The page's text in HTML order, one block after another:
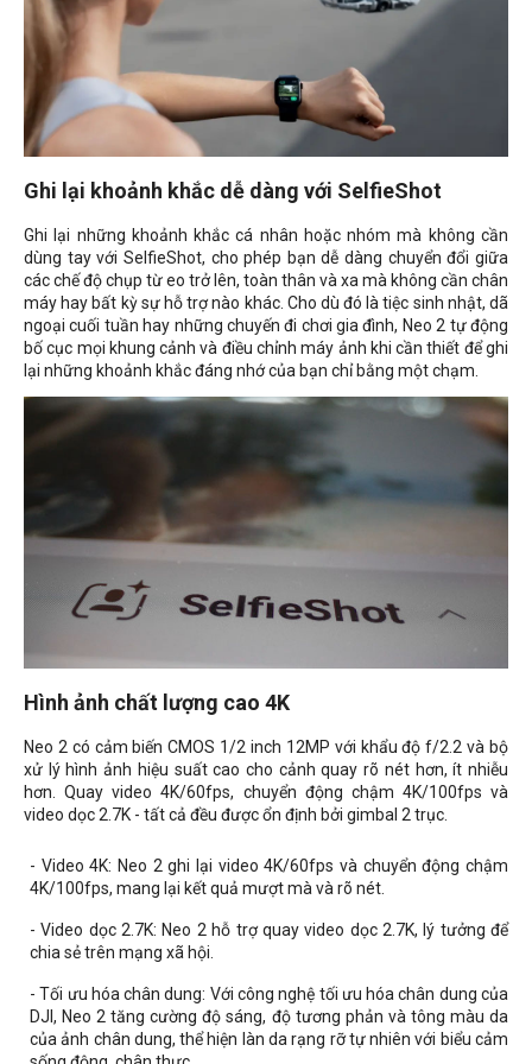
Ghi lại khoảnh khắc dễ dàng với SelfieShot
Ghi lại những khoảnh khắc cá nhân hoặc nhóm mà không cần
dùng tay với SelfieShot, cho phép bạn dễ dàng chuyển đổi giữa
các chế độ chụp từ eo trở lên, toàn thân và xa mà không cần chân
máy hay bất kỳ sự hỗ trợ nào khác. Cho dù đó là tiệc sinh nhật, dã
ngoại cuối tuần hay những chuyến đi chơi gia đình, Neo 2 tự động
bố cục mọi khung cảnh và điều chỉnh máy ảnh khi cần thiết để ghi
lại những khoảnh khắc đáng nhớ của bạn chỉ bằng một chạm.
Hình ảnh chất lượng cao 4K
Neo 2 có cảm biến CMOS 1/2 inch 12MP với khẩu độ f/2.2 và bộ
xử lý hình ảnh hiệu suất cao cho cảnh quay rõ nét hơn, ít nhiễu
hơn. Quay video 4K/60fps, chuyển động chậm 4K/100fps và
video dọc 2.7K - tất cả đều được ổn định bởi gimbal 2 trục.
- Video 4K: Neo 2 ghi lại video 4K/60fps và chuyển động chậm
4K/100fps, mang lại kết quả mượt mà và rõ nét.
- Video dọc 2.7K: Neo 2 hỗ trợ quay video dọc 2.7K, lý tưởng để
chia sẻ trên mạng xã hội.
- Tối ưu hóa chân dung: Với công nghệ tối ưu hóa chân dung của
DJI, Neo 2 tăng cường độ sáng, độ tương phản và tông màu da
của ảnh chân dung, thể hiện làn da rạng rỡ tự nhiên với biểu cảm